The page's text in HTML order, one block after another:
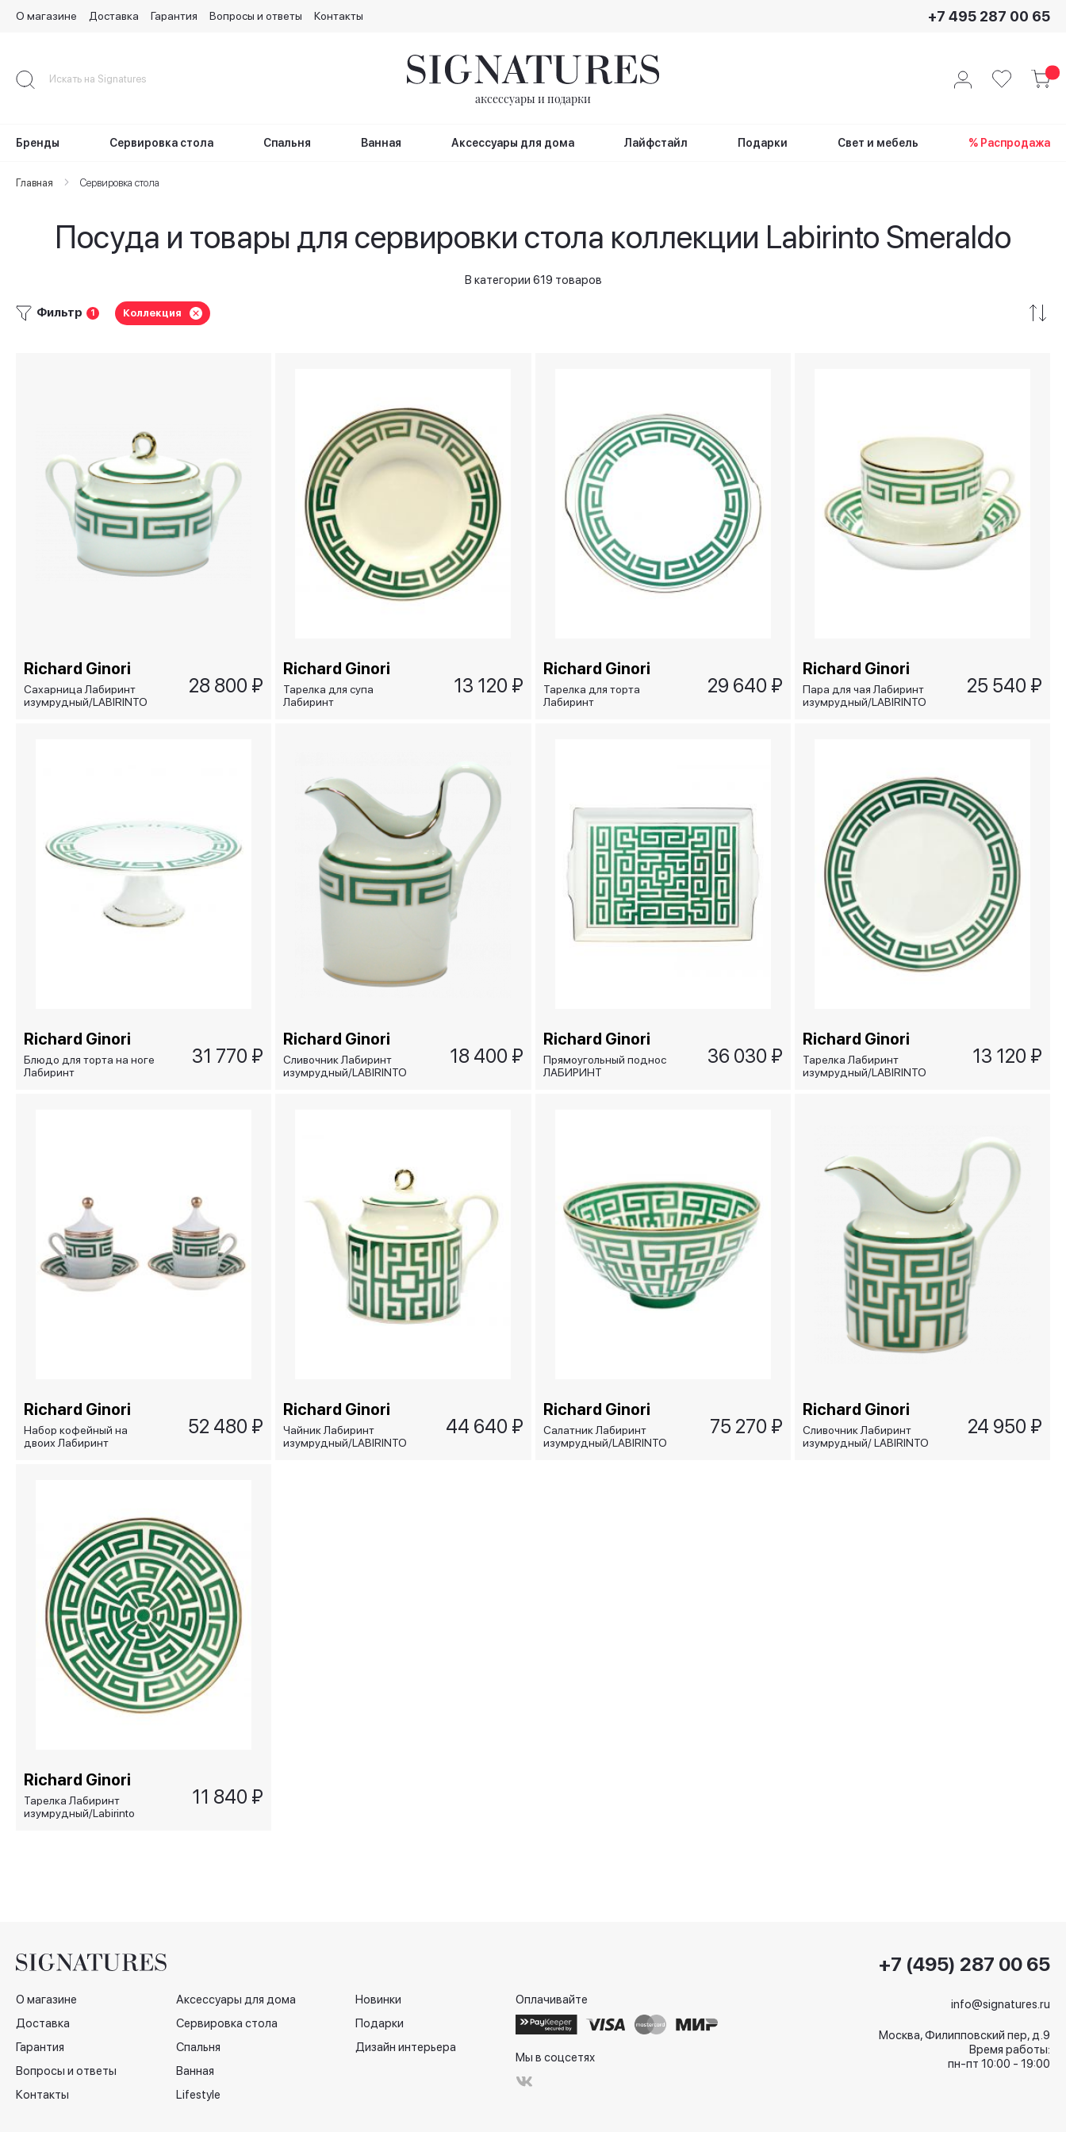
Content
О магазине Доставка Гарантия Вопросы и ответы Контакты +7 495 287 00 65
аксессуары и подарки
Бренды Сервировка стола Спальня Ванная Аксессуары для дома Лайфстайл Подарки Свет и мебель % Распродажа
Главная Сервировка стола
Посуда и товары для сервировки стола коллекции Labirinto Smeraldo
В категории 619 товаров
Фильтр 1 Коллекция
Richard Ginori
Сахарница Лабиринт
изумрудный/LABIRINTO
28 800 ₽
Richard Ginori
Тарелка для супа
Лабиринт
13 120 ₽
Richard Ginori
Тарелка для торта
Лабиринт
29 640 ₽
Richard Ginori
Пара для чая Лабиринт
изумрудный/LABIRINTO
25 540 ₽
Richard Ginori
Блюдо для торта на ноге
Лабиринт
31 770 ₽
Richard Ginori
Сливочник Лабиринт
изумрудный/LABIRINTO
18 400 ₽
Richard Ginori
Прямоугольный поднос
ЛАБИРИНТ
36 030 ₽
Richard Ginori
Тарелка Лабиринт
изумрудный/LABIRINTO
13 120 ₽
Richard Ginori
Набор кофейный на
двоих Лабиринт
52 480 ₽
Richard Ginori
Чайник Лабиринт
изумрудный/LABIRINTO
44 640 ₽
Richard Ginori
Салатник Лабиринт
изумрудный/LABIRINTO
75 270 ₽
Richard Ginori
Сливочник Лабиринт
изумрудный/ LABIRINTO
24 950 ₽
Richard Ginori
Тарелка Лабиринт
изумрудный/Labirinto
11 840 ₽
+7 (495) 287 00 65
О магазине
Доставка
Гарантия
Вопросы и ответы
Контакты
Аксессуары для дома
Сервировка стола
Спальня
Ванная
Lifestyle
Новинки
Подарки
Дизайн интерьера
Оплачивайте
Мы в соцсетях
info@signatures.ru
Москва, Филипповский пер, д.9
Время работы:
пн-пт 10:00 - 19:00